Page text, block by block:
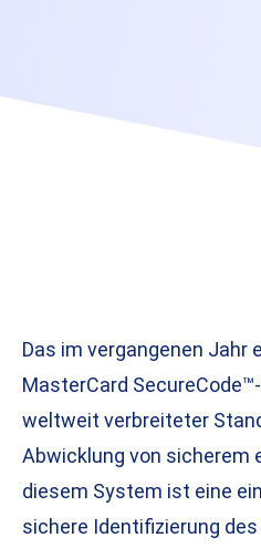
Das im vergangenen Jahr
MasterCard
weltweit verbreiteter
Abwicklung von sicherem
diesem System ist eine
sichere Identifizierung